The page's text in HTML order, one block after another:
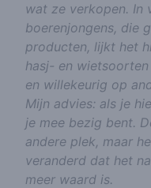
wat ze verkopen. In
boerenjongens, die
producten, lijkt het
hasj- en
en willekeurig op
Mijn advies: als je
je mee bezig bent.
andere plek, maar
veranderd dat het
meer waard is.